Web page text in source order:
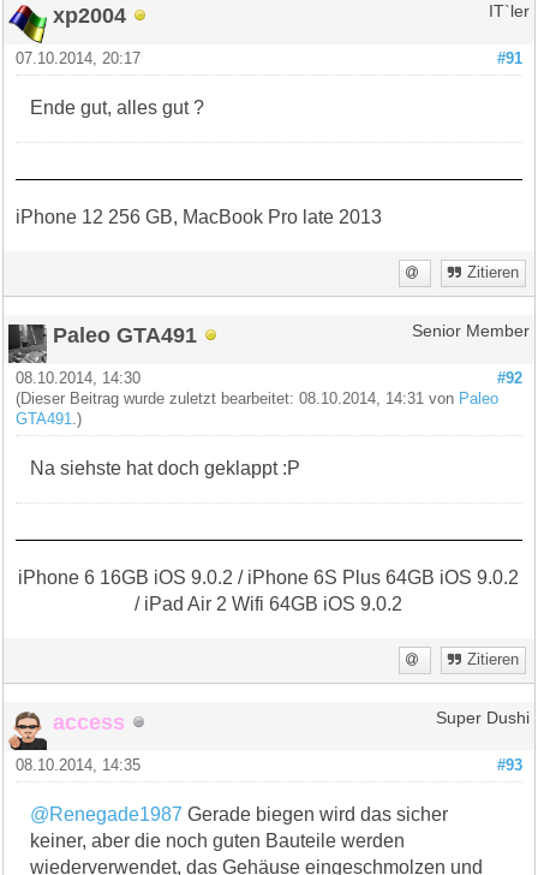
xp2004 IT`ler
#91
07.10.2014, 20:17
Ende gut, alles gut ?
iPhone 12 256 GB, MacBook Pro late 2013
Zitieren
Paleo GTA491 Senior Member
#92
08.10.2014, 14:30
(Dieser Beitrag wurde zuletzt bearbeitet: 08.10.2014, 14:31 von Paleo
GTA491 .)
Na siehste hat doch geklappt :P
iPhone 6 16GB iOS 9.0.2 / iPhone 6S Plus 64GB iOS 9.0.2
/ iPad Air 2 Wifi 64GB iOS 9.0.2
Zitieren
access Super Dushi
#93
08.10.2014, 14:35
@Renegade1987 Gerade biegen wird das sicher
keiner, aber die noch guten Bauteile werden
wiederverwendet, das Gehäuse eingeschmolzen und